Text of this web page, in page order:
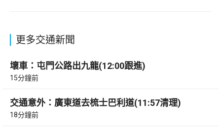
更多交通新聞
壞車：屯門公路出九龍(12:00跟進)
15分鐘前
交通意外：廣東道去梳士巴利道(11:57清理)
18分鐘前